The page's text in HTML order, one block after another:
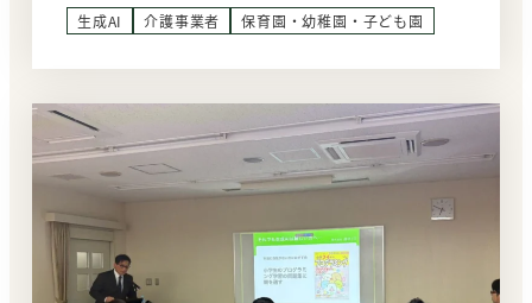
生成AI 介護事業者 保育園・幼稚園・子ども園